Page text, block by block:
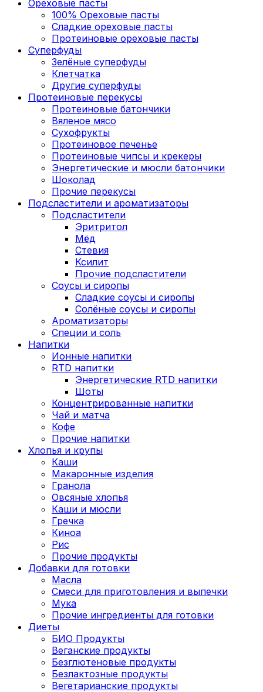
Ореховые пасты
100% Ореховые пасты
Сладкие ореховые пасты
Протеиновые ореховые пасты
Суперфуды
Зелёные суперфуды
Клетчатка
Другие суперфуды
Протеиновые перекусы
Протеиновые батончики
Вяленое мясо
Сухофрукты
Протеиновое печенье
Протеиновые чипсы и крекеры
Энергетические и мюсли батончики
Шоколад
Прочие перекусы
Подсластители и ароматизаторы
Подсластители
Эритритол
Мёд
Стевия
Ксилит
Прочие подсластители
Соусы и сиропы
Сладкие соусы и сиропы
Солёные соусы и сиропы
Ароматизаторы
Специи и соль
Напитки
Ионные напитки
RTD напитки
Энергетические RTD напитки
Шоты
Концентрированные напитки
Чай и матча
Кофе
Прочие напитки
Хлопья и крупы
Каши
Макаронные изделия
Гранола
Овсяные хлопья
Каши и мюсли
Гречка
Киноа
Рис
Прочие продукты
Добавки для готовки
Масла
Смеси для приготовления и выпечки
Мука
Прочие ингредиенты для готовки
Диеты
БИО Продукты
Веганские продукты
Безглютеновые продукты
Безлактозные продукты
Вегетарианские продукты